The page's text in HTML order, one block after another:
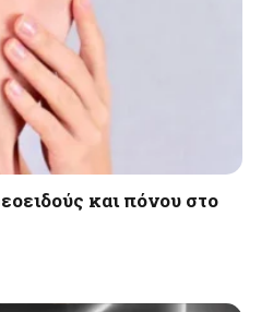
και πόνου στο